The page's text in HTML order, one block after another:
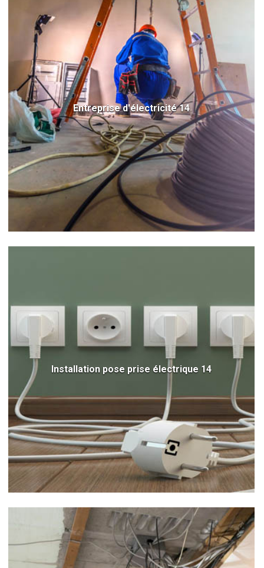
Entreprise d'électricité 14
Installation pose prise électrique 14